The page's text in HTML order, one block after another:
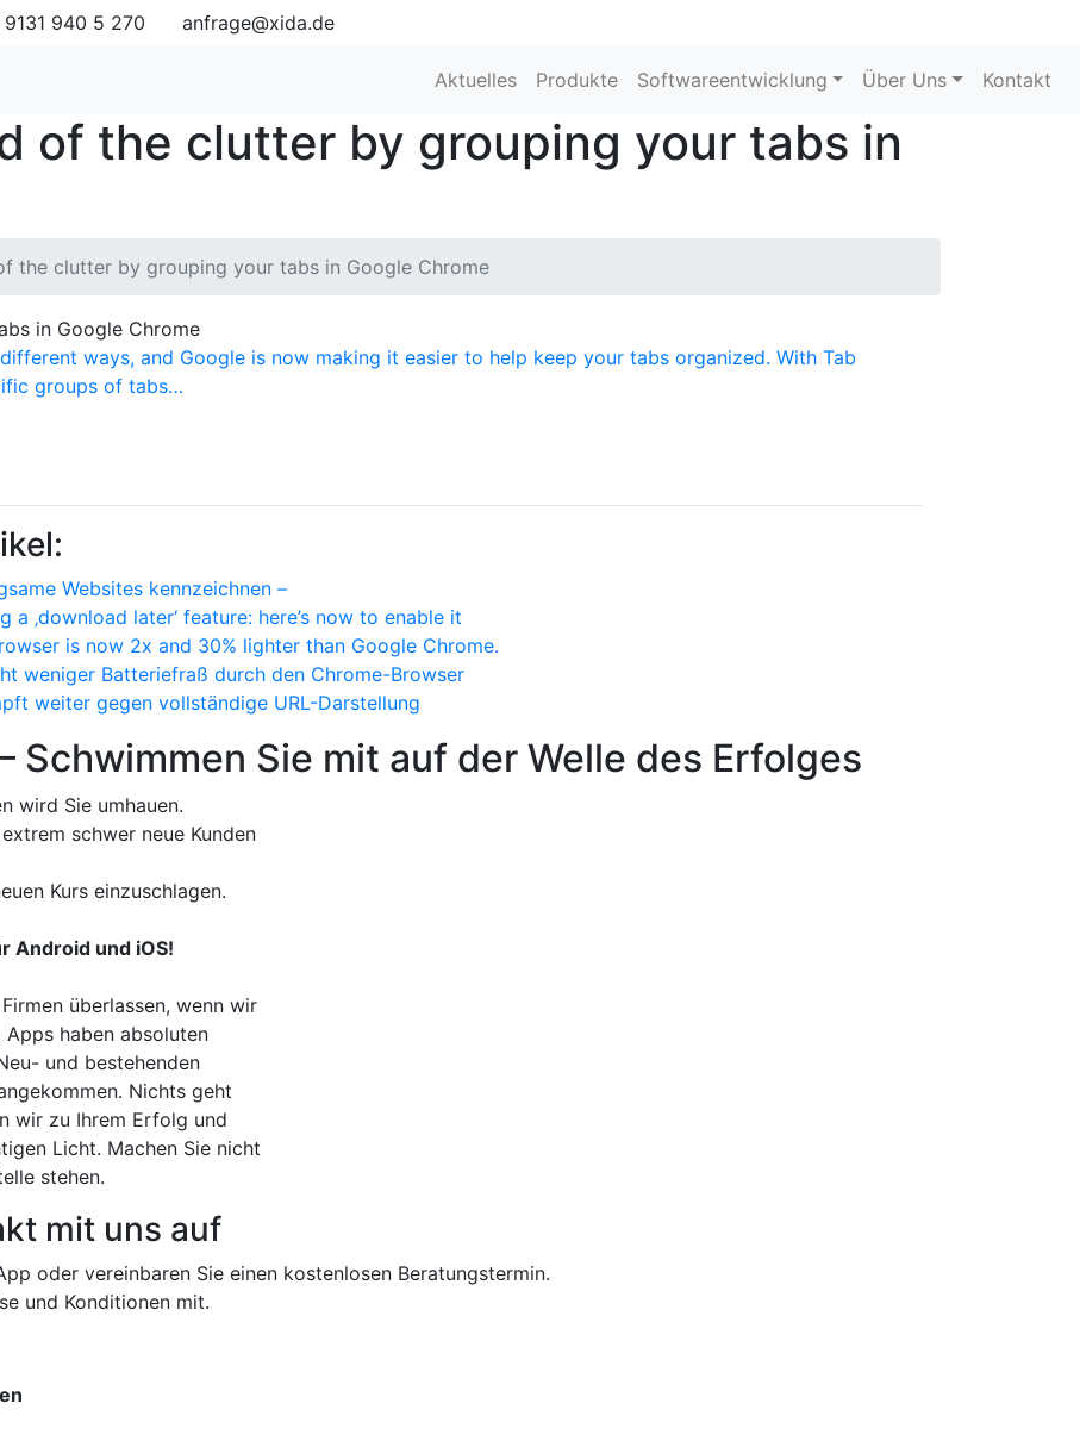
940 5 270 anfrage@xida.de
Aktuelles Produkte Softwareentwicklung Über Uns Kontakt
of the clutter by grouping your tabs in
the clutter by grouping your tabs in Google Chrome
in Google Chrome
Websites kennzeichnen –
‚download later‘ feature: here’s now to enable it
is now 2x and 30% lighter than Google Chrome.
weniger Batteriefraß durch den Chrome-Browser
weiter gegen vollständige URL-Darstellung
Schwimmen Sie mit auf der Welle des Erfolges
wird Sie umhauen.
schwer neue Kunden
Kurs einzuschlagen.
Android und iOS!
überlassen, wenn wir
haben absoluten
und bestehenden
Nichts geht
wir zu Ihrem Erfolg und
Licht. Machen Sie nicht
stehen.
mit uns auf
oder vereinbaren Sie einen kostenlosen Beratungstermin.
und Konditionen mit.